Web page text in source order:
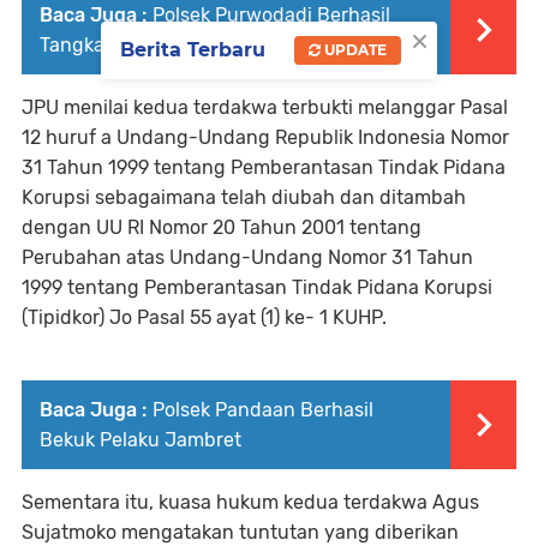
Baca Juga : Polsek Purwodadi Berhasil
Tangkap Pelaku Curanmor
JPU menilai kedua terdakwa terbukti melanggar Pasal
12 huruf a Undang-Undang Republik Indonesia Nomor
31 Tahun 1999 tentang Pemberantasan Tindak Pidana
Korupsi sebagaimana telah diubah dan ditambah
dengan UU RI Nomor 20 Tahun 2001 tentang
Perubahan atas Undang-Undang Nomor 31 Tahun
1999 tentang Pemberantasan Tindak Pidana Korupsi
(Tipidkor) Jo Pasal 55 ayat (1) ke- 1 KUHP.
Baca Juga : Polsek Pandaan Berhasil
Bekuk Pelaku Jambret
Sementara itu, kuasa hukum kedua terdakwa Agus
Sujatmoko mengatakan tuntutan yang diberikan
×
Berita Terbaru UPDATE